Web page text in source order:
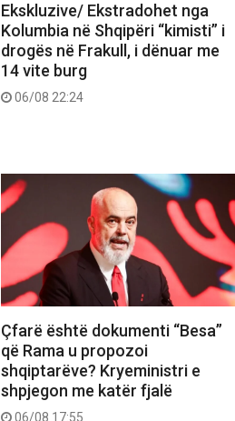
Ekskluzive/ Ekstradohet nga
Kolumbia në Shqipëri “kimisti” i
drogës në Frakull, i dënuar me
14 vite burg
06/08 22:24
Çfarë është dokumenti “Besa”
që Rama u propozoi
shqiptarëve? Kryeministri e
shpjegon me katër fjalë
06/08 17:55